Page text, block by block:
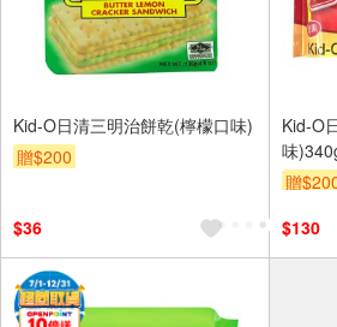
Kid-O日清三明治餅乾(檸檬口味)
贈$200
$36
Kid-O
味
贈
$130